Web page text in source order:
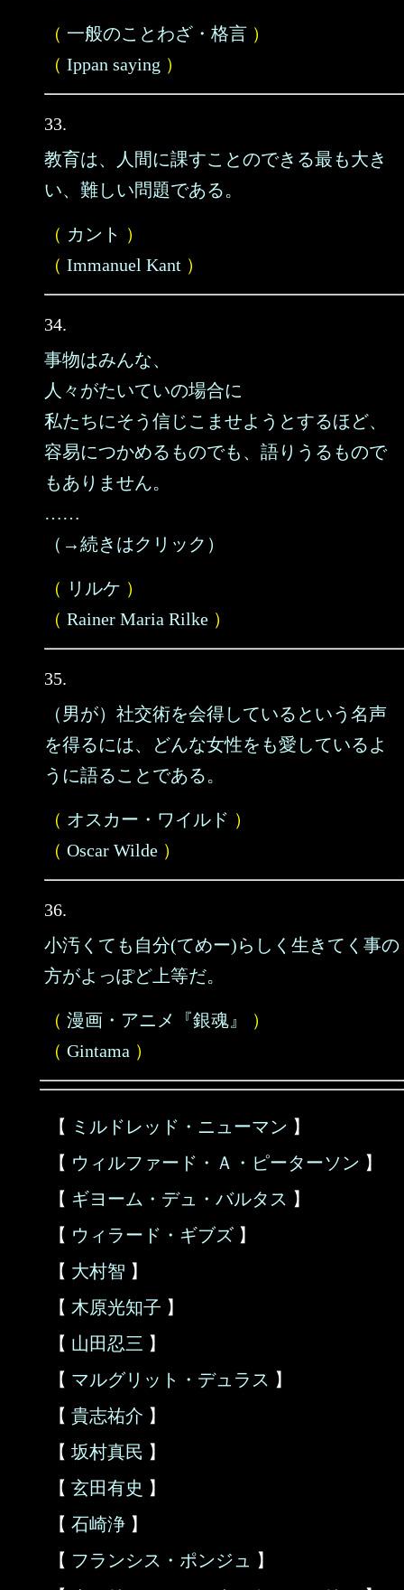
（ 一般のことわざ・格言 ）
（ Ippan saying ）
33.
教育は、人間に課すことのできる最も大き
い、難しい問題である。
（ カント ）
（ Immanuel Kant ）
34.
事物はみんな、
人々がたいていの場合に
私たちにそう信じこませようとするほど、
容易につかめるものでも、語りうるもので
もありません。
……
（→続きはクリック）
（ リルケ ）
（ Rainer Maria Rilke ）
35.
（男が）社交術を会得しているという名声
を得るには、どんな女性をも愛しているよ
うに語ることである。
（ オスカー・ワイルド ）
（ Oscar Wilde ）
36.
小汚くても自分(てめー)らしく生きてく事の
方がよっぽど上等だ。
（ 漫画・アニメ『銀魂』
）
（ Gintama ）
【 ミルドレッド・ニューマン 】
【 ウィルファード・Ａ・ピーターソン 】
【 ギヨーム・デュ・バルタス 】
【 ウィラード・ギブズ 】
【 大村智 】
【 木原光知子 】
【 山田忍三 】
【 マルグリット・デュラス 】
【 貴志祐介 】
【 坂村真民 】
【 玄田有史 】
【 石崎浄 】
【 フランシス・ポンジュ
】